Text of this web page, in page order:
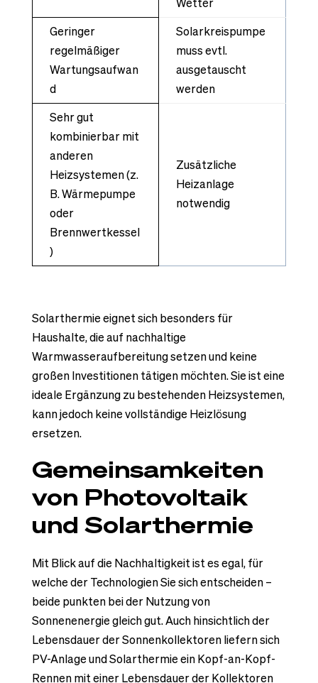
Geringer
regelmäßiger
Wartungsaufwan
d
Solarkreispumpe
muss evtl.
ausgetauscht
werden
Sehr gut
kombinierbar mit
anderen
Heizsystemen (z.
B. Wärmepumpe
oder
Brennwertkessel
)
Zusätzliche
Heizanlage
notwendig
Solarthermie eignet sich besonders für
Haushalte, die auf nachhaltige
Warmwasseraufbereitung setzen und keine
großen Investitionen tätigen möchten. Sie ist eine
ideale Ergänzung zu bestehenden Heizsystemen,
kann jedoch keine vollständige Heizlösung
ersetzen.
Gemeinsamkeiten
von Photovoltaik
und Solarthermie
Mit Blick auf die Nachhaltigkeit ist es egal, für
welche der Technologien Sie sich entscheiden –
beide punkten bei der Nutzung von
Sonnenenergie gleich gut. Auch hinsichtlich der
Lebensdauer der Sonnenkollektoren liefern sich
PV-Anlage und Solarthermie ein Kopf-an-Kopf-
Rennen mit einer Lebensdauer der Kollektoren